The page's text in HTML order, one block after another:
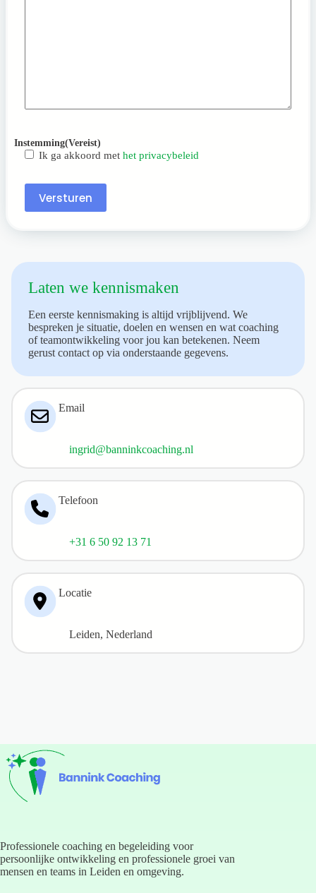
Instemming(Vereist)
Ik ga akkoord met het privacybeleid
Versturen
Laten we kennismaken
Een eerste kennismaking is altijd vrijblijvend. We
bespreken je situatie, doelen en wensen en wat coaching
of teamontwikkeling voor jou kan betekenen. Neem
gerust contact op via onderstaande gegevens.
Email
ingrid@banninkcoaching.nl
Telefoon
+31 6 50 92 13 71
Locatie
Leiden, Nederland
Professionele coaching en begeleiding voor
persoonlijke ontwikkeling en professionele groei van
mensen en teams in Leiden en omgeving.